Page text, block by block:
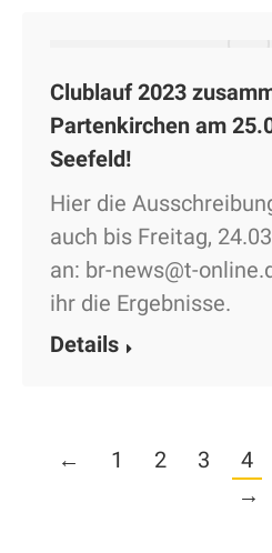
Clublauf 2023
Partenkirchen am
Seefeld!
Hier die
auch bis Freitag,
an: br-news@t-
ihr die Ergebnisse.
Details
← 1 2 3 4
→